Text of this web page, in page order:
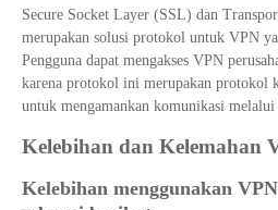
Secure Socket Layer (SSL) dan
merupakan solusi protokol untuk VPN
Pengguna dapat mengakses VPN
karena protokol ini merupakan protokol
untuk mengamankan komunikasi melalui
Kelebihan dan Kelemahan
Kelebihan menggunakan